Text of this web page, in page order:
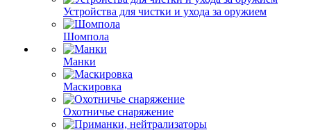
Устройства для чистки и ухода за оружием
Шомпола
Манки
Маскировка
Охотничье снаряжение